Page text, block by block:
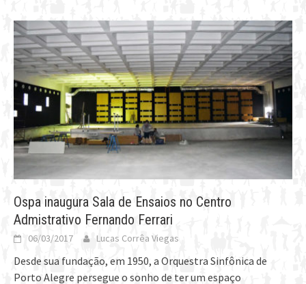
Ospa inaugura Sala de Ensaios no Centro
Admistrativo Fernando Ferrari
06/03/2017 Lucas Corrêa Viegas
Desde sua fundação, em 1950, a Orquestra Sinfônica de
Porto Alegre persegue o sonho de ter um espaço